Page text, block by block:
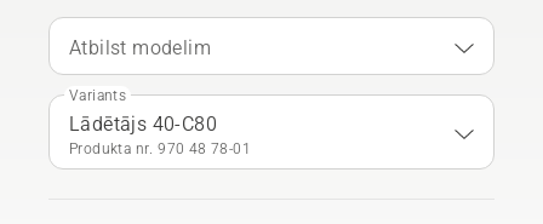
Atbilst modelim
Variants
Lādētājs 40-C80
Produkta nr. 970 48 78‑01